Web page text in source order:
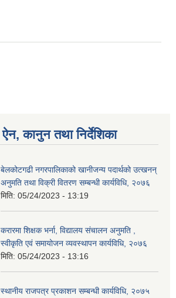
ऐन, कानुन तथा निर्देशिका
बेलकोटगढी नगरपालिकाको खानीजन्य पदार्थको उत्खनन्
अनुमति तथा विक्री वितरण सम्बन्धी कार्यविधि, २०७६
मिति: 05/24/2023 - 13:19
करारमा शिक्षक भर्ना, विद्यालय संचालन अनुमति ,
स्वीकृति एवं समायोजन व्यवस्थापन कार्यविधि, २०७६
मिति: 05/24/2023 - 13:16
स्थानीय राजपत्र प्रकाशन सम्बन्धी कार्यविधि, २०७५